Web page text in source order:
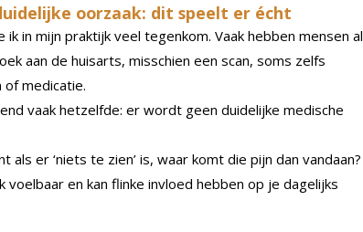
oorzaak: dit speelt er écht
ik in mijn praktijk veel tegenkom. Vaak hebben mensen al
aan de huisarts, misschien een scan, soms zelfs
of medicatie.
vaak hetzelfde: er wordt geen duidelijke medische
als er ‘niets te zien’ is, waar komt die pijn dan vandaan?
voelbaar en kan flinke invloed hebben op je dagelijks